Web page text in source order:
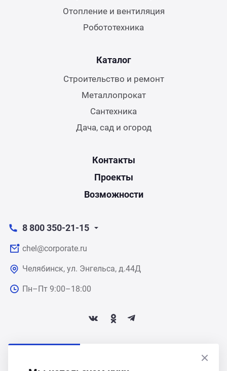
Отопление и вентиляция
Робототехника
Каталог
Строительство и ремонт
Металлопрокат
Сантехника
Дача, сад и огород
Контакты
Проекты
Возможности
8 800 350-21-15
chel@corporate.ru
Челябинск, ул. Энгельса, д.44Д
Пн–Пт 9:00–18:00